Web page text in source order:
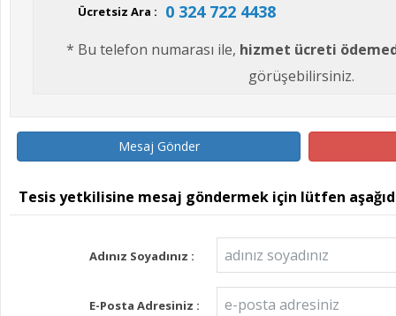
Ücretsiz Ara : 0 324 722 4438
* Bu telefon numarası ile, hizmet ücreti
görüşebilirsiniz.
Mesaj Gönder
Tesis yetkilisine mesaj göndermek için lütfen
Adınız Soyadınız :
E-Posta Adresiniz :